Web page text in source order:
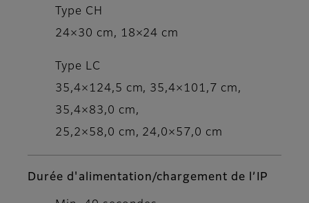
Type CH
24×30 cm, 18×24 cm
Type LC
35,4×124,5 cm, 35,4×101,7 cm,
35,4×83,0 cm,
25,2×58,0 cm, 24,0×57,0 cm
Durée d'alimentation/chargement de l’IP